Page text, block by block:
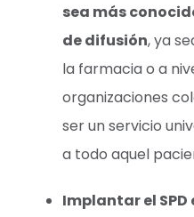
sea más
de difusión, ya
la farmacia o a
organizaciones
ser un servicio
a todo aquel
Implantar el